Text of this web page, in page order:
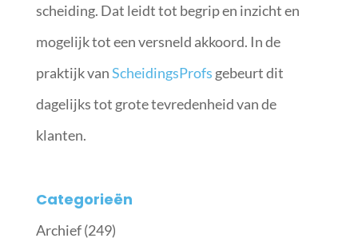
scheiding. Dat leidt tot begrip en inzicht en
mogelijk tot een versneld akkoord. In de
praktijk vanScheidingsProfs gebeurt dit
dagelijks tot grote tevredenheid van de
klanten.
Categorieën
Archief(249)